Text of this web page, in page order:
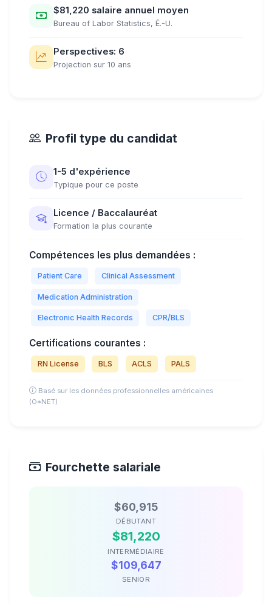
$81,220 salaire annuel moyen
Bureau of Labor Statistics, É.-U.
Perspectives: 6
Projection sur 10 ans
Profil type du candidat
1-5 d'expérience
Typique pour ce poste
Licence / Baccalauréat
Formation la plus courante
Compétences les plus demandées :
Patient Care Clinical Assessment
Medication Administration
Electronic Health Records CPR/BLS
Certifications courantes :
RN License BLS ACLS PALS
Basé sur les données professionnelles américaines
(O*NET)
Fourchette salariale
$60,915
DÉBUTANT
$81,220
INTERMÉDIAIRE
$109,647
SENIOR